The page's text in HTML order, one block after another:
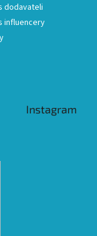
dodavateli
influencery
Instagram